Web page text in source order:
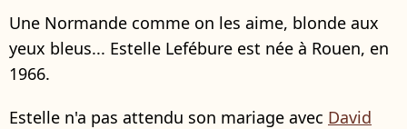
Une Normande comme on les aime, blonde aux
yeux bleus... Estelle Lefébure est née à Rouen, en
1966.
Estelle n'a pas attendu son mariage avec David